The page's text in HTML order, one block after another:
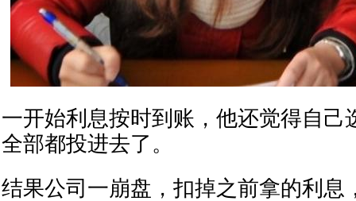
一开始利息按时到账，他还觉得自己
全部都投进去了。
结果公司一崩盘，扣掉之前拿的利息